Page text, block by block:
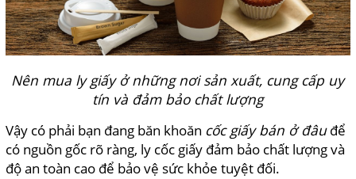
Nên mua ly giấy ở những nơi sản xuất, cung cấp uy
tín và đảm bảo chất lượng
Vậy có phải bạn đang băn khoăn cốc giấy bán ở đâuđể
có nguồn gốc rõ ràng, ly cốc giấy đảm bảo chất lượng và
độ an toàn cao để bảo vệ sức khỏe tuyệt đối.